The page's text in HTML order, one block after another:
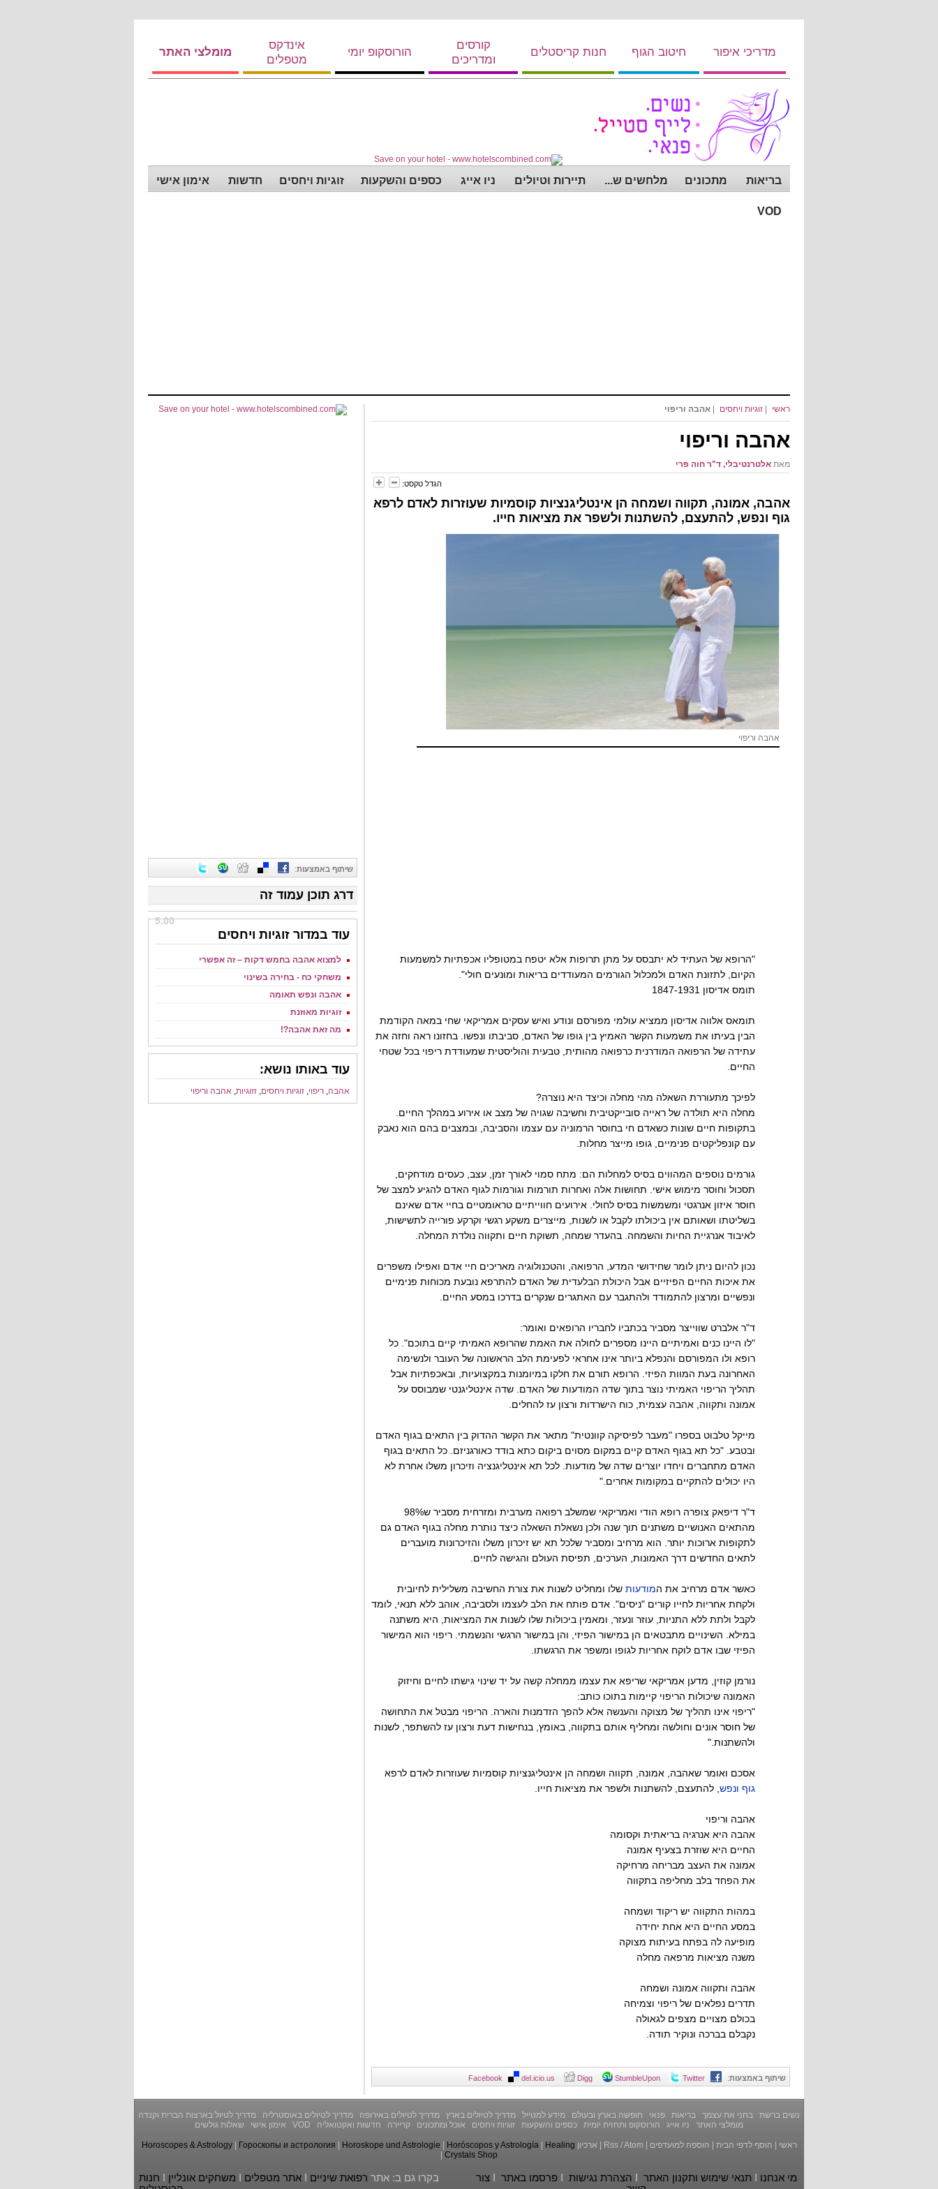
מדריכי איפור חיטוב הגוף חנות קריסטלים
קורסים
ומדריכים
הורוסקופ יומי
אינדקס
מטפלים
מומלצי האתר
בריאות מתכונים מלחשים ש... תיירות וטיולים ניו אייג כספים והשקעות זוגיות ויחסים חדשות אימון אישי
VOD
ראשי זוגיות ויחסים אהבה וריפוי
אהבה וריפוי
מאת אלטרנטיבלי, ד"ר חוה פרי
הגדל טקסט:
אהבה, אמונה, תקווה ושמחה הן אינטליגנציות קוסמיות שעוזרות לאדם לרפא
גוף ונפש, להתעצם, להשתנות ולשפר את מציאות חייו.
אהבה וריפוי
"הרופא של העתיד לא יתבסס על מתן תרופות אלא יטפח במטופליו אכפתיות למשמעות
הקיום, לתזונת האדם ולמכלול הגורמים המעודדים בריאות ומונעים חולי".
תומס אדיסון 1847-1931
תומאס אלווה אדיסון ממציא עולמי מפורסם ונודע ואיש עסקים אמריקאי שחי במאה הקודמת
הבין בעיתו את משמעות הקשר האמיץ בין גופו של האדם, סביבתו ונפשו. בחזונו ראה וחזה את
עתידה של הרפואה המודרנית כרפואה מהותית, טבעית והוליסטית שמעודדת ריפוי בכל שטחי
החיים.
לפיכך מתעוררת השאלה מהי מחלה וכיצד היא נוצרה?
מחלה היא תולדה של ראייה סובייקטיבית וחשיבה שגויה של מצב או אירוע במהלך החיים.
בתקופות חיים שונות כשאדם חי בחוסר הרמוניה עם עצמו והסביבה, ובמצבים בהם הוא נאבק
עם קונפליקטים פנימיים, גופו מייצר מחלות.
גורמים נוספים המהווים בסיס למחלות הם: מתח סמוי לאורך זמן, עצב, כעסים מודחקים,
תסכול וחוסר מימוש אישי. תחושות אלה ואחרות תורמות וגורמות לגוף האדם להגיע למצב של
חוסר איזון אנרגטי ומשמשות בסיס לחולי. אירועים חווייתיים טראומטיים בחיי אדם שאינם
בשליטתו ושאותם אין ביכולתו לקבל או לשנות, מייצרים משקע רגשי וקרקע פורייה לתשישות,
לאיבוד אנרגיית החיות והשמחה. בהעדר שמחה, תשוקת חיים ותקווה נולדת המחלה.
נכון להיום ניתן לומר שחידושי המדע, הרפואה, והטכנולוגיה מאריכים חיי אדם ואפילו משפרים
את איכות החיים הפיזיים אבל היכולת הבלעדית של האדם להתרפא נובעת מכוחות פנימיים
ונפשיים ומרצון להתמודד ולהתגבר עם האתגרים שנקרים בדרכו במסע החיים.
ד"ר אלברט שווייצר מסביר בכתביו לחבריו הרופאים ואומר:
"לו היינו כנים ואמיתיים היינו מספרים לחולה את האמת שהרופא האמיתי קיים בתוכם". כל
רופא ולו המפורסם והנפלא ביותר אינו אחראי לפעימת הלב הראשונה של העובר ולנשימה
האחרונה בעת המוות הפיזי. הרופא תורם את חלקו במיומנות במקצועיות, ובאכפתיות אבל
תהליך הריפוי האמיתי נוצר בתוך שדה המודעות של האדם. שדה אינטליגנטי שמבוסס על
אמונה ותקווה, אהבה עצמית, כוח הישרדות ורצון עז להחלים.
מייקל טלבוט בספרו "מעבר לפיסיקה קוונטית" מתאר את הקשר ההדוק בין התאים בגוף האדם
ובטבע. "כל תא בגוף האדם קיים במקום מסוים ביקום כתא בודד כאורגניזם. כל התאים בגוף
האדם מתחברים ויחדו יוצרים שדה של מודעות. לכל תא אינטליגנציה וזיכרון משלו אחרת לא
היו יכולים להתקיים במקומות אחרים."
ד"ר דיפאק צופרה רופא הודי ואמריקאי שמשלב רפואה מערבית ומזרחית מסביר ש98%
מהתאים האנושיים משתנים תוך שנה ולכן נשאלת השאלה כיצד נותרת מחלה בגוף האדם גם
לתקופות ארוכות יותר. הוא מרחיב ומסביר שלכל תא יש זיכרון משלו והזיכרונות מועברים
לתאים החדשים דרך האמונות, הערכים, תפיסת העולם והגישה לחיים.
כאשר אדם מרחיב את המודעות שלו ומחליט לשנות את צורת החשיבה משלילית לחיובית
ולקחת אחריות לחייו קורים "ניסים". אדם פותח את הלב לעצמו ולסביבה, אוהב ללא תנאי, לומד
לקבל ולתת ללא התניות, עוזר ונעזר, ומאמין ביכולות שלו לשנות את המציאות, היא משתנה
במילא. השינויים מתבטאים הן במישור הפיזי, והן במישור הרגשי והנשמתי. ריפוי הוא המישור
הפיזי שבו אדם לוקח אחריות לגופו ומשפר את הרגשתו.
נורמן קוזין, מדען אמריקאי שריפא את עצמו ממחלה קשה על יד שינוי גישתו לחיים וחיזוק
האמונה שיכולות הריפוי קיימות בתוכו כותב:
"ריפוי אינו תהליך של מצוקה והענשה אלא להפך הזדמנות והארה. הריפוי מבטל את התחושה
של חוסר אונים וחולשה ומחליף אותם בתקווה, באומץ, בנחישות דעת ורצון עז להשתפר, לשנות
ולהשתנות."
אסכם ואומר שאהבה, אמונה, תקווה ושמחה הן אינטליגנציות קוסמיות שעוזרות לאדם לרפא
גוף ונפש , להתעצם, להשתנות ולשפר את מציאות חייו.
אהבה וריפוי
אהבה היא אנרגיה בריאתית וקסומה
החיים היא שוזרת בצעיף אמונה
אמונה את העצב מבריחה מרחיקה
את הפחד בלב מחליפה בתקווה
במהות התקווה יש ריקוד ושמחה
במסע החיים היא אחת יחידה
מופיעה לה בפתח בעיתות מצוקה
משנה מציאות מרפאה מחלה
אהבה ותקווה אמונה ושמחה
תדרים נפלאים של ריפוי וצמיחה
בכולם מצויים מצפים לגאולה
נקבלם בברכה ונוקיר תודה.
שיתוף באמצעות:
Facebook del.icio.us Digg StumbleUpon Twitter
שיתוף באמצעות:
דרג תוכן עמוד זה
5.00
עוד במדור זוגיות ויחסים
למצוא אהבה בחמש דקות – זה אפשרי
משחקי כח - בחירה בשינוי
אהבה ונפש תאומה
זוגיות מאוזנת
מה זאת אהבה?!
עוד באותו נושא:
אהבה, ריפוי, זוגיות ויחסים, זזוגיות, אהבה וריפוי
נשים ברשת בחני את עצמך בריאות פנאי חופשה בארץ ובעולם מידע למטייל מדריך לטיולים בארץ מדריך לטיולים באירופה מדריך לטיולים באוסטרליה
מדריך לטיול בארצות הברית וקנדה
מומלצי האתר
ניו אייג הורוסקופ ותחזית יומית כספים והשקעות זוגיות ויחסים אוכל ומתכונים קריירה חדשות ואקטואליה VOD אימון אישי שאלות גולשים
ראשי הוסף לדפי הבית הוספה למועדפים Rss/Atom ארכיון Horoscopes & Astrology| Гороскопы и астрология Horoskope und Astrologie Horóscopos y Astrología|
Healing
Crystals Shop
מי אנחנו תנאי שימוש ותקנון האתר הצהרת נגישות פרסמו באתר
צור
בקרו גם ב: אתר רפואת שיניים אתר מטפלים משחקים אונליין
חנות